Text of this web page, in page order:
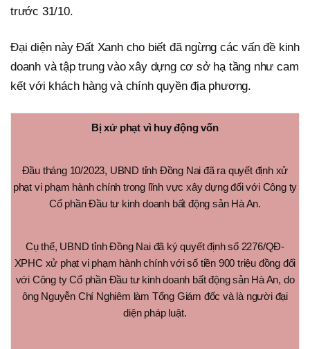
trước 31/10.
Đại diện này Đất Xanh cho biết đã ngừng các vấn đề kinh
doanh và tập trung vào xây dựng cơ sở hạ tầng như cam
kết với khách hàng và chính quyền địa phương.
Bị xử phạt vì huy động vốn
Đầu tháng 10/2023, UBND tỉnh Đồng Nai đã ra quyết định xử
phạt vi phạm hành chính trong lĩnh vực xây dựng đối với Công ty
Cổ phần Đầu tư kinh doanh bất động sản Hà An.
Cụ thể, UBND tỉnh Đồng Nai đã ký quyết định số 2276/QĐ-
XPHC xử phạt vi phạm hành chính với số tiền 900 triệu đồng đối
với Công ty Cổ phần Đầu tư kinh doanh bất động sản Hà An, do
ông Nguyễn Chí Nghiêm làm Tổng Giám đốc và là người đại
diện pháp luật.